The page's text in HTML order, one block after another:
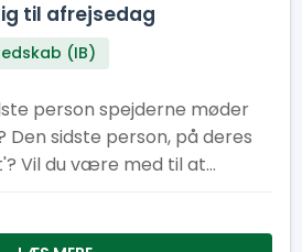
til afrejsedag
(IB)
person spejderne møder
Den sidste person, på deres
Vil du være med til at